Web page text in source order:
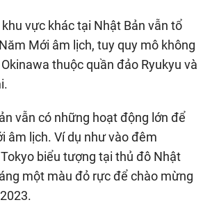
vực khác tại Nhật Bản vẫn tổ
Mới âm lịch, tuy quy mô không
thuộc quần đảo Ryukyu và
vẫn có những hoạt động lớn để
âm lịch. Ví dụ như vào đêm
biểu tượng tại thủ đô Nhật
một màu đỏ rực để chào mừng